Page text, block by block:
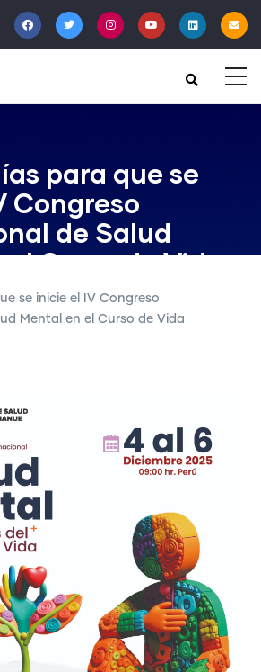
para que se
Congreso
de Salud
Curso de Vida
se inicie el IV Congreso
Mental en el Curso de Vida